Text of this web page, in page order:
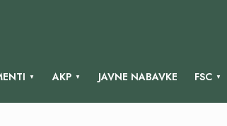
AKP JAVNE NABAVKE FSC